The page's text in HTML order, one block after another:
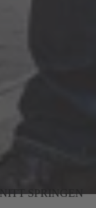
SPRINGEN